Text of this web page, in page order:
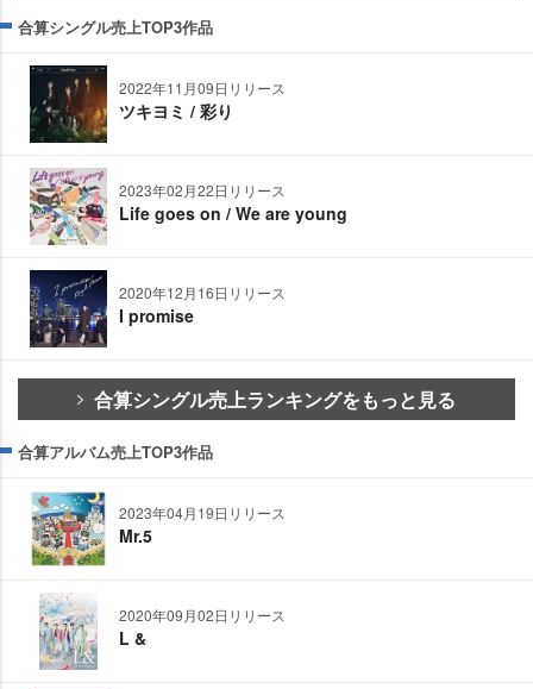
合算シングル売上TOP3作品
2022年11月09日リリース
ツキヨミ / 彩り
2023年02月22日リリース
Life goes on / We are young
2020年12月16日リリース
I promise
合算シングル売上ランキングをもっと見る
合算アルバム売上TOP3作品
2023年04月19日リリース
Mr.5
2020年09月02日リリース
L &